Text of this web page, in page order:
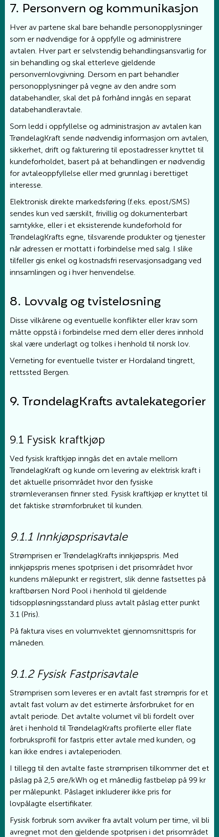
7. Personvern og kommunikasjon
Hver av partene skal bare behandle personopplysninger
som er nødvendige for å oppfylle og administrere
avtalen. Hver part er selvstendig behandlingsansvarlig for
sin behandling og skal etterleve gjeldende
personvernlovgivning. Dersom en part behandler
personopplysninger på vegne av den andre som
databehandler, skal det på forhånd inngås en separat
databehandleravtale.
Som ledd i oppfyllelse og administrasjon av avtalen kan
TrøndelagKraft sende nødvendig informasjon om avtalen,
sikkerhet, drift og fakturering til epostadresser knyttet til
kundeforholdet, basert på at behandlingen er nødvendig
for avtaleoppfyllelse eller med grunnlag i berettiget
interesse.
Elektronisk direkte markedsføring (f.eks. epost/SMS)
sendes kun ved særskilt, frivillig og dokumenterbart
samtykke, eller i et eksisterende kundeforhold for
TrøndelagKrafts egne, tilsvarende produkter og tjenester
når adressen er mottatt i forbindelse med salg. I slike
tilfeller gis enkel og kostnadsfri reservasjonsadgang ved
innsamlingen og i hver henvendelse.
8. Lovvalg og tvisteløsning
Disse vilkårene og eventuelle konflikter eller krav som
måtte oppstå i forbindelse med dem eller deres innhold
skal være underlagt og tolkes i henhold til norsk lov.
Verneting for eventuelle tvister er Hordaland tingrett,
rettssted Bergen.
9. TrøndelagKrafts avtalekategorier
9.1 Fysisk kraftkjøp
Ved fysisk kraftkjøp inngås det en avtale mellom
TrøndelagKraft og kunde om levering av elektrisk kraft i
det aktuelle prisområdet hvor den fysiske
strømleveransen finner sted. Fysisk kraftkjøp er knyttet til
det faktiske strømforbruket til kunden.
9.1.1 Innkjøpsprisavtale
Strømprisen er TrøndelagKrafts innkjøpspris. Med
innkjøpspris menes spotprisen i det prisområdet hvor
kundens målepunkt er registrert, slik denne fastsettes på
kraftbørsen Nord Pool i henhold til gjeldende
tidsoppløsningsstandard pluss avtalt påslag etter punkt
3.1 (Pris).
På faktura vises en volumvektet gjennomsnittspris for
måneden.
9.1.2 Fysisk Fastprisavtale
Strømprisen som leveres er en avtalt fast strømpris for et
avtalt fast volum av det estimerte årsforbruket for en
avtalt periode. Det avtalte volumet vil bli fordelt over
året i henhold til TrøndelagKrafts profilerte eller flate
forbruksprofil for fastpris etter avtale med kunden, og
kan ikke endres i avtaleperioden.
I tillegg til den avtalte faste strømprisen tilkommer det et
påslag på 2,5 øre/kWh og et månedlig fastbeløp på 99 kr
per målepunkt. Påslaget inkluderer ikke pris for
lovpålagte elsertifikater.
Fysisk forbruk som avviker fra avtalt volum per time, vil bli
avregnet mot den gjeldende spotprisen i det prisområdet